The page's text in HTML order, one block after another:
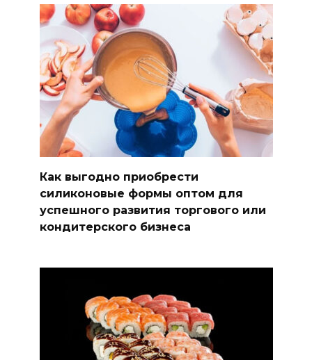
Как выгодно приобрести
силиконовые формы оптом для
успешного развития торгового или
кондитерского бизнеса